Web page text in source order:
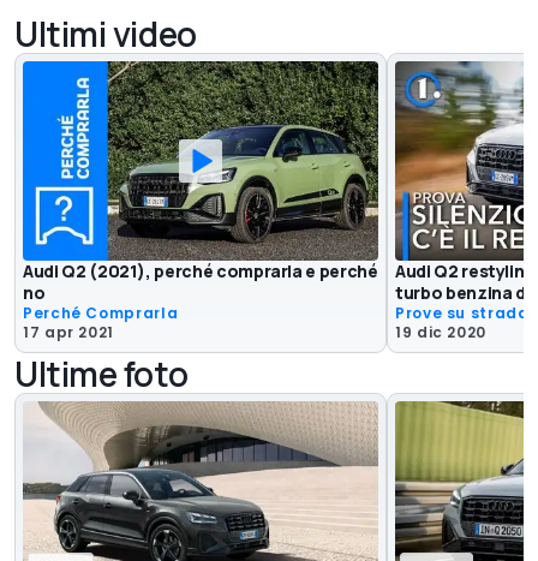
Ultimi video
Audi Q2 (2021), perché comprarla e perché
no
Perché Comprarla
17 apr 2021
Audi Q2
turbo benzina da
Prove su strada
19 dic 2020
Ultime foto